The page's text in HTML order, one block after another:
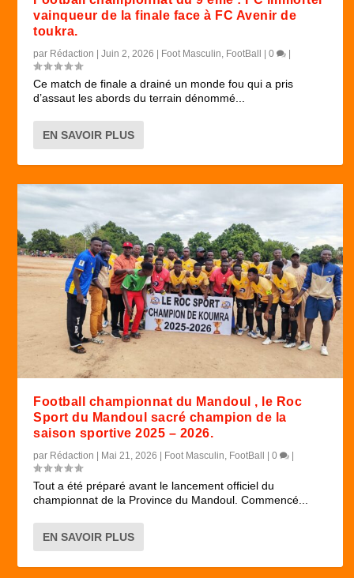
vainqueur de la finale face à FC Avenir de
toukra.
par Rédaction |Juin 2, 2026 | Foot Masculin FootBall |0 |
Ce match de finale a drainé un monde fou qui a pris
d’assaut les abords du terrain dénommé...
EN SAVOIR PLUS
Football championnat du Mandoul , le Roc
Sport du Mandoul sacré champion de la
saison sportive 2025 – 2026.
par Rédaction Mai 21, 2026 Foot Masculin, FootBall |0
Tout a été préparé avant le lancement officiel du
championnat de la Province du Mandoul. Commencé...
EN SAVOIR PLUS